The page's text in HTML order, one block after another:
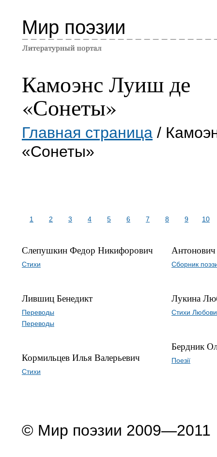
Мир поэзии
Камоэнс Луиш де
«Сонеты»
Главная страница /
«Сонеты»
1 2 3 4 5 6 7 8 9 10
Слепушкин Федор Никифорович
Стихи
Лившиц Бенедикт
Переводы
Переводы
Кормильцев Илья Валерьевич
Стихи
Сборник
Лукина
Стихи
Бердник
Поезії
© Мир поэзии 2009—2011